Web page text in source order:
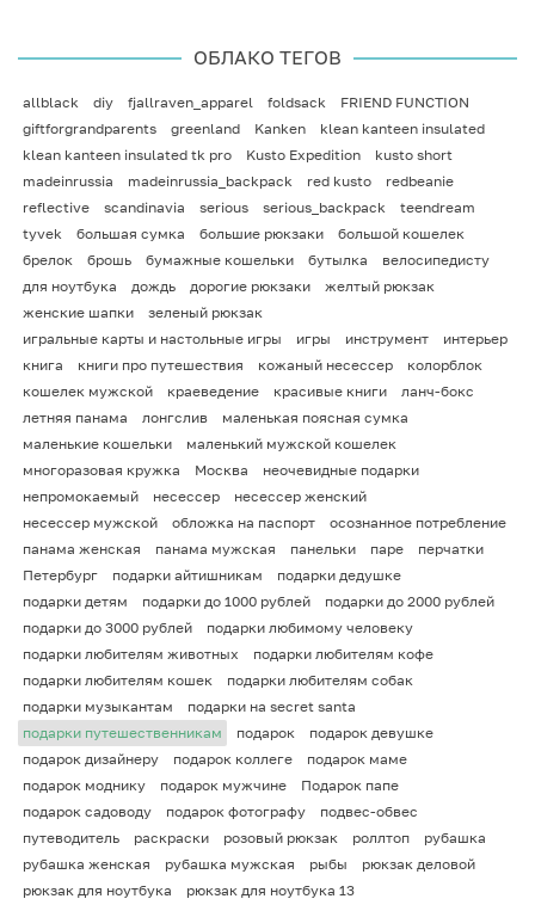
ОБЛАКО ТЕГОВ
allblack diy fjallraven_apparel foldsack
FRIEND FUNCTION
giftforgrandparents
greenland Kanken
klean kanteen insulated
klean kanteen insulated tk pro
Kusto Expedition
kusto short
madeinrussia
madeinrussia_backpack red kusto
redbeanie
reflective
scandinavia serious serious_backpack
teendream
tyvek
большая сумка большие рюкзаки
большой кошелек
брелок
брошь бумажные кошельки бутылка
велосипедисту
для ноутбука
дождь дорогие рюкзаки
желтый рюкзак
женские шапки
зеленый рюкзак
игральные карты и настольные игры
игры инструмент
интерьер
книга
книги про путешествия кожаный несессер
колорблок
кошелек мужской
краеведение красивые книги
ланч-бокс
летняя панама
лонгслив
маленькая поясная сумка
маленькие кошельки
маленький мужской кошелек
многоразовая кружка
Москва
неочевидные подарки
непромокаемый
несессер
несессер женский
несессер мужской
обложка на паспорт
осознанное потребление
панама женская
панама мужская панельки паре
перчатки
Петербург
подарки айтишникам
подарки дедушке
подарки детям
подарки до 1000 рублей
подарки до 2000 рублей
подарки до 3000 рублей
подарки любимому человеку
подарки любителям животных
подарки любителям кофе
подарки любителям кошек
подарки любителям собак
подарки музыкантам
подарки на secret santa
подарки путешественникам
подарок
подарок девушке
подарок дизайнеру
подарок коллеге
подарок маме
подарок моднику
подарок мужчине
Подарок папе
подарок садоводу
подарок фотографу
подвес-обвес
путеводитель
раскраски розовый рюкзак роллтоп
рубашка
рубашка женская
рубашка мужская рыбы
рюкзак деловой
рюкзак для ноутбука
рюкзак для ноутбука 13